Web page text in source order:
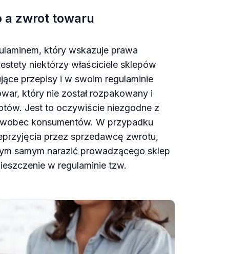
a zwrot towaru
który wskazuje prawa
niektórzy właściciele sklepów
przepisy i w swoim regulaminie
który nie został rozpakowany i
Jest to oczywiście niezgodne z
konsumentów. W przypadku
przez sprzedawcę zwrotu,
samym narazić prowadzącego sklep
w regulaminie tzw.